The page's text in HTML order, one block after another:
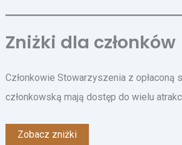
Zniżki dla członków
Członkowie Stowarzyszenia z opłaconą
członkowską mają dostęp do wielu
Zobacz zniżki